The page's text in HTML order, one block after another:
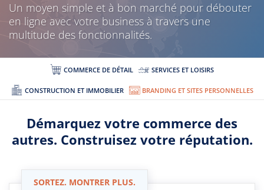
Un moyen simple et à bon marché pour débouter
en ligne avec votre business à travers une
multitude des fonctionnalités.
COMMERCE DE DÉTAIL SERVICES ET LOISIRS
CONSTRUCTION ET IMMOBILIER BRANDING ET SITES PERSONNELLES
Démarquez votre commerce des
autres. Construisez votre réputation.
SORTEZ. MONTRER PLUS.